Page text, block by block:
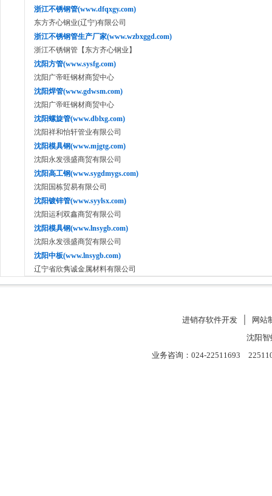
浙江不锈钢管(www.dfqxgy.com)
东方齐心钢业(辽宁)有限公司
浙江不锈钢管生产厂家(www.wzbxggd.com)
浙江不锈钢管【东方齐心钢业】
沈阳方管(www.sysfg.com)
沈阳广帝旺钢材商贸中心
沈阳焊管(www.gdwsm.com)
沈阳广帝旺钢材商贸中心
沈阳螺旋管(www.dblxg.com)
沈阳祥和怡轩管业有限公司
沈阳模具钢(www.mjgtg.com)
沈阳永发强盛商贸有限公司
沈阳高工钢(www.sygdmygs.com)
沈阳国栋贸易有限公司
沈阳镀锌管(www.syylsx.com)
沈阳运利双鑫商贸有限公司
沈阳模具钢(www.lnsygb.com)
沈阳永发强盛商贸有限公司
沈阳中板(www.lnsygb.com)
辽宁省欣隽诚金属材料有限公司
进销存软件开发│
网站
沈阳
业务咨询：024-22511693